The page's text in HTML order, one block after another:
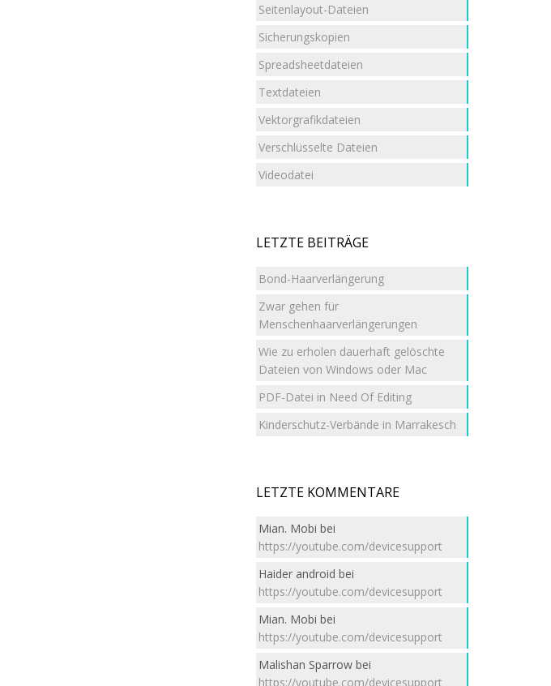
Seitenlayout-Dateien
Sicherungskopien
Spreadsheetdateien
Textdateien
Vektorgrafikdateien
Verschlüsselte Dateien
Videodatei
LETZTE BEITRÄGE
Bond-Haarverlängerung
Zwar gehen für
Menschenhaarverlängerungen
Wie zu erholen dauerhaft gelöschte
Dateien von Windows oder Mac
PDF-Datei in Need Of Editing
Kinderschutz-Verbände in Marrakesch
LETZTE KOMMENTARE
Mian. Mobi bei
https://youtube.com/devicesupport
Haider android bei
https://youtube.com/devicesupport
Mian. Mobi bei
https://youtube.com/devicesupport
Malishan Sparrow bei
https://youtube.com/devicesupport